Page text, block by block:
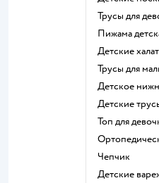
Трусы для
Пижама
Детские
Трусы для
Детское
Детские
Топ для
Чепчик
Детские